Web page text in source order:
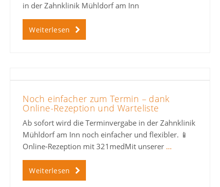
in der Zahnklinik Mühldorf am Inn
Weiterlesen
Noch einfacher zum Termin – dank
Online-Rezeption und Warteliste
Ab sofort wird die Terminvergabe in der Zahnklinik
Mühldorf am Inn noch einfacher und flexibler. 📱
Online-Rezeption mit 321medMit unserer …
Weiterlesen